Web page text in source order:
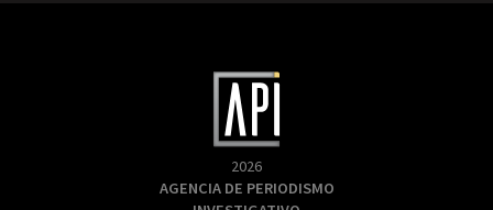
2026
AGENCIA DE PERIODISMO